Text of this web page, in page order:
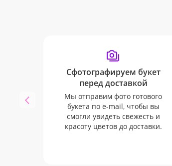
Сфотографируем букет
перед доставкой
Мы отправим фото готового
букета по e-mail, чтобы вы
смогли увидеть свежесть и
красоту цветов до доставки.